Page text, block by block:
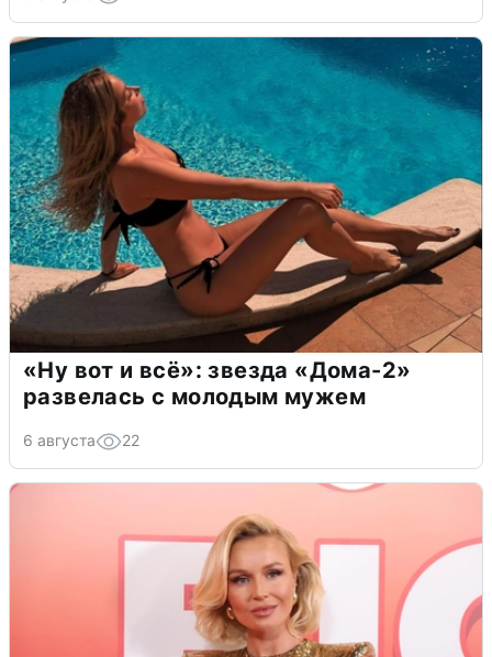
«Ну вот и всё»: звезда «Дома-2»
развелась с молодым мужем
6 августа 22